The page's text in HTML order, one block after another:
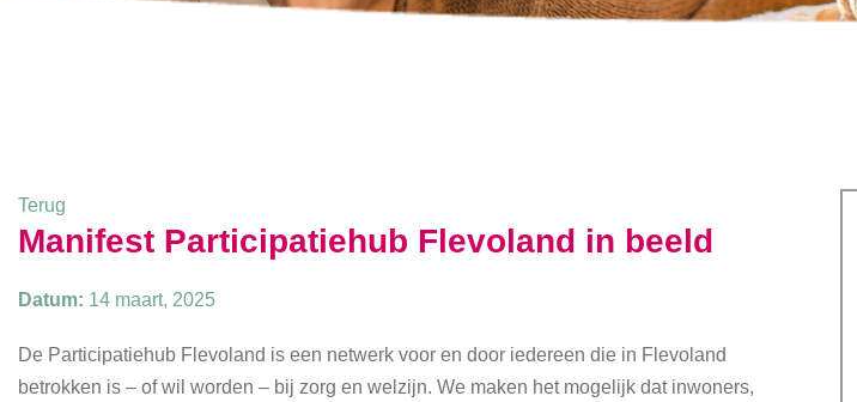
Terug
Manifest Participatiehub Flevoland in beeld
Datum: 14 maart, 2025
De Participatiehub Flevoland is een netwerk voor en door iedereen die in Flevoland
betrokken is – of wil worden – bij zorg en welzijn. We maken het mogelijk dat inwoners,